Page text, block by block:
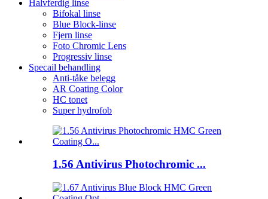
Halvferdig linse
Bifokal linse
Blue Block-linse
Fjern linse
Foto Chromic Lens
Progressiv linse
Specail behandling
Anti-tåke belegg
AR Coating Color
HC tonet
Super hydrofob
1.56 Antivirus Photochromic ...